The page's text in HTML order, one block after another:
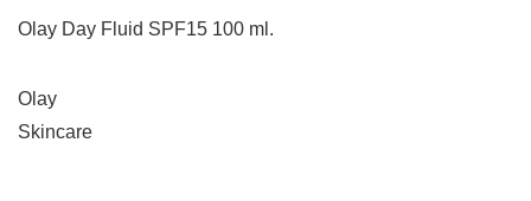
Olay Day Fluid SPF15 100 ml.
Olay
Skincare